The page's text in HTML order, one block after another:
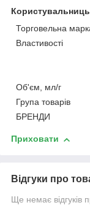
Торговельна
Властивості
Об'єм, мл/г
Група товарів
БРЕНДИ
Приховати
Відгуки про
Ще немає відгуків